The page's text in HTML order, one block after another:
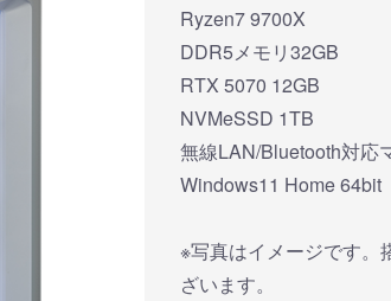
270°強化ガラスに黒パーツ
が鮮やかに映え、液晶簡易
水冷とラインLEDが重厚な
厳格な基準をクリ
「Powered By
モデル。世界を
MSIの最新パーツ
商品詳
Ryzen7 9700X
DDR5メモリ32GB
RTX 5070 12GB
NVMeSSD 1TB
無線LAN/Bluetooth対応
Windows11 Home 64bit
※写真はイメージです。
ざいます。